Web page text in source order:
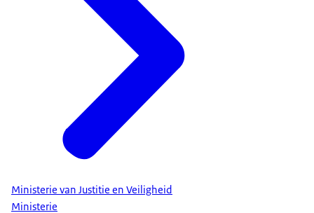
Ministerie van Justitie en Veiligheid
Ministerie